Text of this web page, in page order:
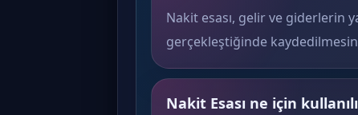
Nakit esası, gelir ve giderlerin
gerçekleştiğinde
Nakit Esası ne için